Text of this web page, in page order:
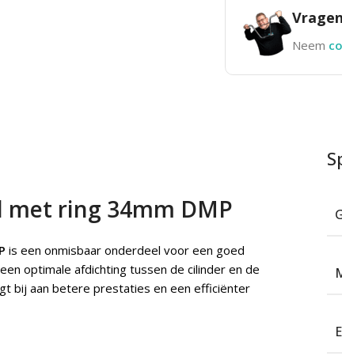
Neem
ring 34mm DMP
is een onmisbaar onderdeel voor een goed
optimale afdichting tussen de cilinder en de
bij aan betere prestaties en een efficiënter